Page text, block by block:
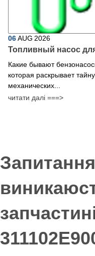
06AUG 2026
Топливный насос
Какие бывают
которая раскрывает
механических...
читати далі ===>
Запитання